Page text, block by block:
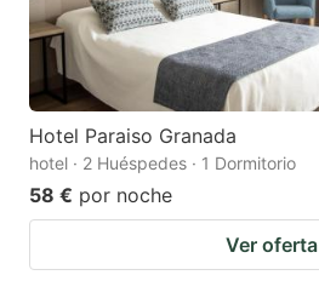
Hotel Paraiso Granada
hotel · 2 Huéspedes · 1 Dormitorio
58 € por noche
Ver oferta